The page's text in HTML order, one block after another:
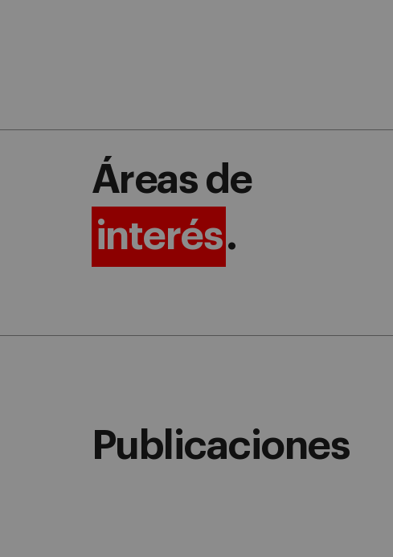
Áreas de
interés.
Publicaciones